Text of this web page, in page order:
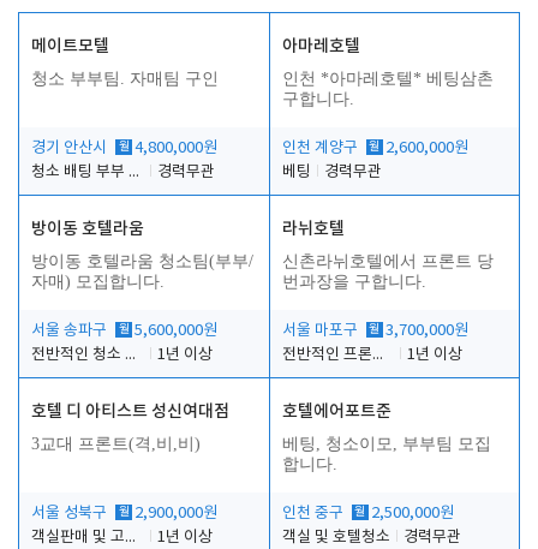
메이트모텔
청소 부부팀. 자매팀 구인
경기 안산시 월 4,800,000원
청소 배팅 부부 구합니다
경력무관
아마레호텔
인천 *아마레호텔* 베팅삼촌
구합니다.
인천 계양구 월 2,600,000원
베팅
경력무관
방이동 호텔라움
방이동 호텔라움 청소팀(부부/
자매) 모집합니다.
서울 송파구 월 5,600,000원
전반적인 청소 업무(객실청소.객실정리)
1년 이상
라뉘호텔
신촌라뉘호텔에서 프론트 당
번과장을 구합니다.
서울 마포구 월 3,700,000원
전반적인 프론트 당번업무
1년 이상
호텔 디 아티스트 성신여대점
3교대 프론트(격,비,비)
서울 성북구 월 2,900,000원
객실판매 및 고객응대
1년 이상
호텔에어포트준
베팅, 청소이모, 부부팀 모집
합니다.
인천 중구 월 2,500,000원
객실 및 호텔청소
경력무관